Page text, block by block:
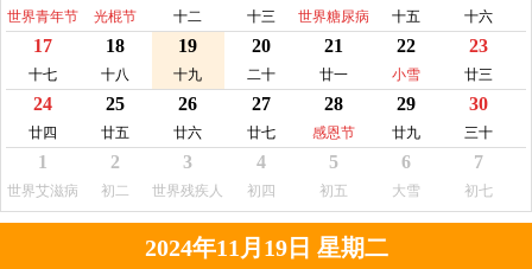
日
世界青年节 光棍节 十二 十三
世界糖尿病
日
十五 十六
17
十七
18
十八
19
十九
20
二十
21
廿一
22
小雪
23
廿三
24
廿四
25
廿五
26
廿六
27
廿七
28
感恩节
29
廿九
30
三十
1
世界艾滋病
日
2
初二
3
世界残疾人
日
4
初四
5
初五
6
大雪
7
初七
2024年11月19日 星期二